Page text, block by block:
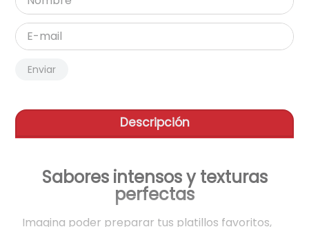
Enviar
Descripción
Sabores intensos y texturas
perfectas
Imagina poder preparar tus platillos favoritos,